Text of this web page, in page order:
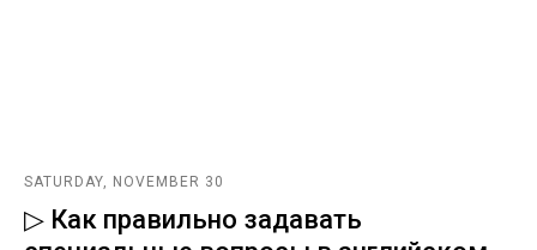
SATURDAY, NOVEMBER 30
▷ Как правильно задавать